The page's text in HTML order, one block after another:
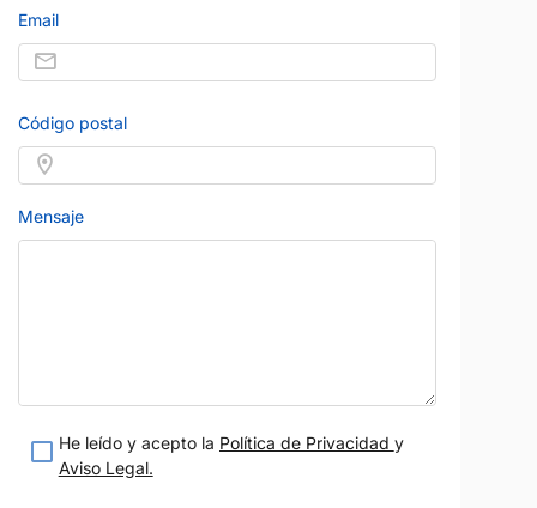
Email
Código postal
Mensaje
He leído y acepto la Política de Privacidad y
Aviso Legal.